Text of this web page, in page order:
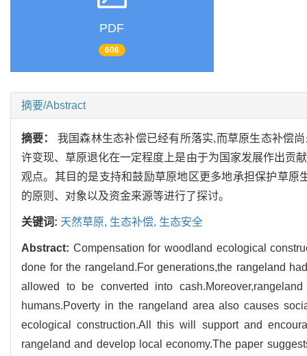
PDF
606
摘要/Abstract
摘要： 我国森林生态补偿已经有所落实,而草原生态补偿
许变现、草原退化在一定程度上是由于为国家发展作出贡
观点。其目的是支持和鼓励草原地区更多地承担保护草
的原则、对象以及资金来源等进行了探讨。
关键词: 天然草原, 生态补偿, 生态安全
Abstract: Compensation for woodland ecological
done for the rangeland.For generations,the rangeland
allowed to be converted into
humans.Poverty in the rangeland area also causes
ecological construction.All this will support and
rangeland and develop local economy.The paper